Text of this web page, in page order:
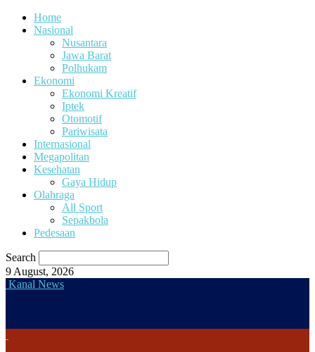
Home
Nasional
Nusantara
Jawa Barat
Polhukam
Ekonomi
Ekonomi Kreatif
Iptek
Otomotif
Pariwisata
Internasional
Megapolitan
Kesehatan
Gaya Hidup
Olahraga
All Sport
Sepakbola
Pedesaan
Search
9 August, 2026
Kanal News